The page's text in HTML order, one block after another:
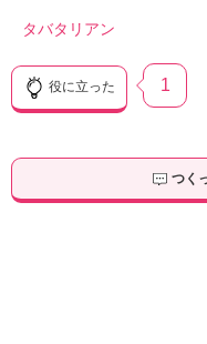
タバタリアン
役に立った 1
つく